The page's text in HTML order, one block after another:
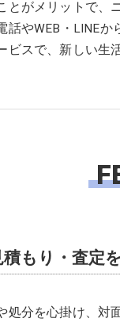
がメリットで、
やWEB・LINE
スで、新しい生
もり・査定
処分を心掛け、対